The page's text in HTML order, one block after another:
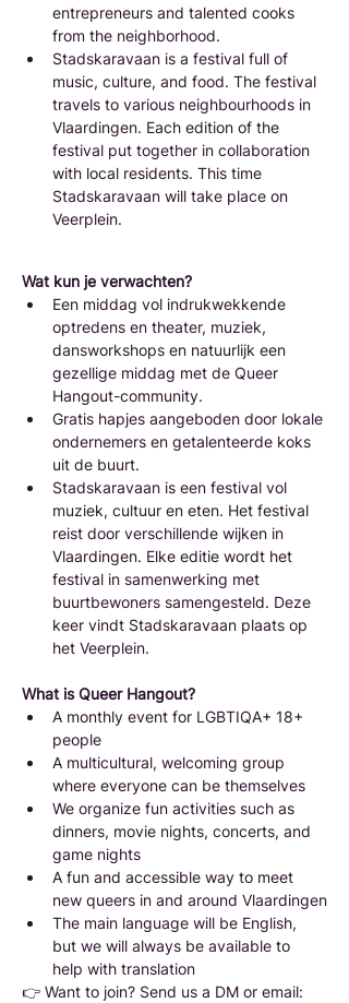
entrepreneurs and talented cooks
from the neighborhood.
Stadskaravaan is a festival full of
music, culture, and food. The festival
travels to various neighbourhoods in
Vlaardingen. Each edition of the
festival put together in collaboration
with local residents. This time
Stadskaravaan will take place on
Veerplein.
Wat kun je verwachten?
Een middag vol indrukwekkende
optredens en theater, muziek,
dansworkshops en natuurlijk een
gezellige middag met de Queer
Hangout-community.
Gratis hapjes aangeboden door lokale
ondernemers en getalenteerde koks
uit de buurt.
Stadskaravaan is een festival vol
muziek, cultuur en eten. Het festival
reist door verschillende wijken in
Vlaardingen. Elke editie wordt het
festival in samenwerking met
buurtbewoners samengesteld. Deze
keer vindt Stadskaravaan plaats op
het Veerplein.
What is Queer Hangout?
A monthly event for LGBTIQA+ 18+
people
A multicultural, welcoming group
where everyone can be themselves
We organize fun activities such as
dinners, movie nights, concerts, and
game nights
A fun and accessible way to meet
new queers in and around Vlaardingen
The main language will be English,
but we will always be available to
help with translation
👉 Want to join? Send us a DM or email: